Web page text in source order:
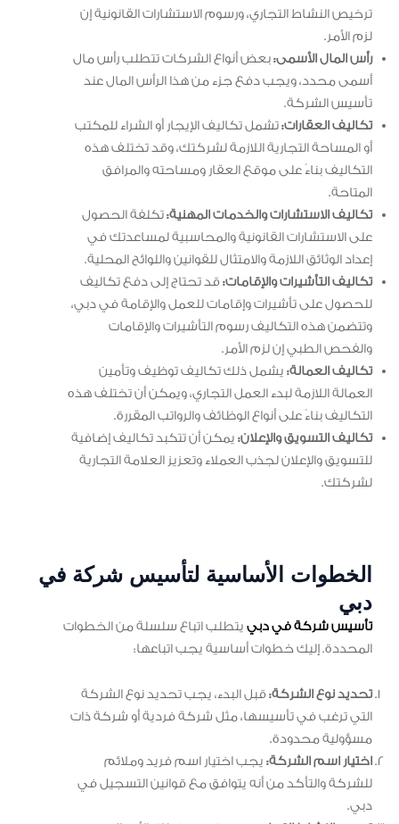
ترخيص النشاط التجاري، ورسوم الاستشارات القانونية إن
لزم الأمر.
رأس المال الأسمى:بعض أنواع الشركات تتطلب رأس مال
أسمى محدد، ويجب دفع جزء من هذا الرأس المال عند
تأسيس الشركة.
تكاليف العقارات:تشمل تكاليف الإيجار أو الشراء للمكتب
أو المساحة التجارية اللازمة لشركتك، وقد تختلف هذه
التكاليف بناءً على موقع العقار ومساحته والمرافق
المتاحة.
تكاليف الاستشارات والخدمات المهنية:تكلفة الحصول
على الاستشارات القانونية والمحاسبية لمساعدتك في
إعداد الوثائق اللازمة والامتثال للقوانين واللوائح المحلية.
تكاليف التأشيرات والإقامات:قد تحتاج إلى دفع تكاليف
للحصول على تأشيرات وإقامات للعمل والإقامة في دبي،
وتتضمن هذه التكاليف رسوم التأشيرات والإقامات
والفحص الطبي إن لزم الأمر.
تكاليف العمالة: يشمل ذلك تكاليف توظيف وتأمين
العمالة اللازمة لبدء العمل التجاري، ويمكن أن تختلف هذه
التكاليف بناءً على أنواع الوظائف والرواتب المقررة.
تكاليف التسويق والإعلان: يمكن أن تتكبد تكاليف إضافية
للتسويق والإعلان لجذب العملاء وتعزيز العلامة التجارية
لشركتك.
الخطوات الأساسية لتأسيس شركة في
دبي
تأسيس شركة في دبي يتطلب اتباع سلسلة من الخطوات
المحددة. إليك خطوات أساسية يجب اتباعها:
تحديد نوع الشركة:قبل البدء، يجب تحديد نوع الشركة
التي ترغب في تأسيسها، مثل شركة فردية أو شركة ذات
مسؤولية محدودة.
اختيار اسم الشركة: يجب اختيار اسم فريد وملائم
للشركة والتأكد من أنه يتوافق مع قوانين التسجيل في
دبي.